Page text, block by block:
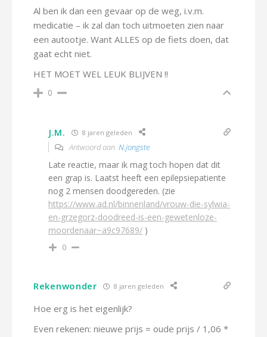
Al ben ik dan een gevaar op de weg, i.v.m.
medicatie – ik zal dan toch uitmoeten zien naar
een autootje. Want ALLES op de fiets doen, dat
gaat echt niet.
HET MOET WEL LEUK BLIJVEN !!
0
J.M. 8 jaren geleden
Antwoord aan N.jongste
Late reactie, maar ik mag toch hopen dat dit
een grap is. Laatst heeft een epilepsiepatiente
nog 2 mensen doodgereden. (zie
https://www.ad.nl/binnenland/vrouw-die-sylwia-
en-grzegorz-doodreed-is-een-gewetenloze-
moordenaar~a9c97689/ )
0
Rekenwonder 8 jaren geleden
Hoe erg is het eigenlijk?
Even rekenen: nieuwe prijs = oude prijs / 1,06 *